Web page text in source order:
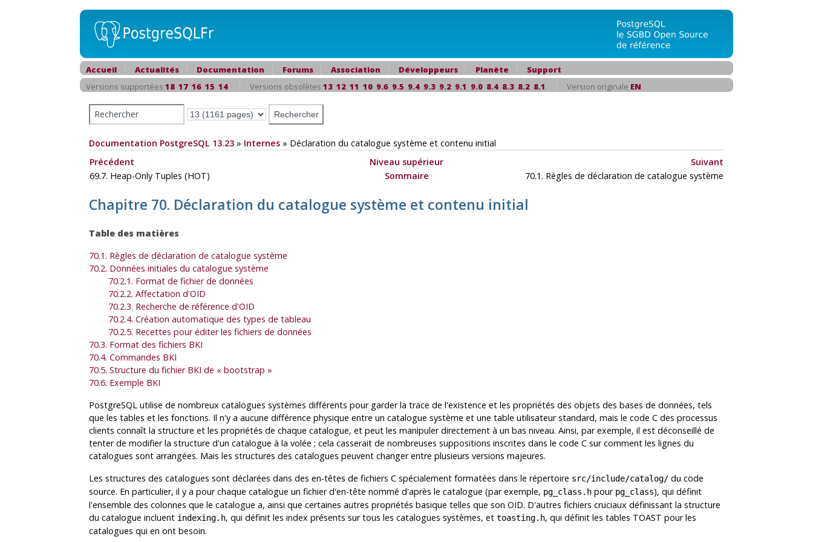
Accueil Actualités Documentation Forums Association Développeurs Planète
Support
Versions supportées 18 17 16 15 14 Versions obsolètes 13 12 11 10 9.6 9.5 9.4 9.3 9.2 9.1 9.0 8.4 8.3 8.2 8.1 Version originale EN
Documentation PostgreSQL 13.23 » Internes » Déclaration du catalogue système et contenu initial
Précédent
Niveau supérieur
Suivant
69.7. Heap-Only Tuples (HOT) Sommaire 70.1. Règles de déclaration de catalogue système
Chapitre 70. Déclaration du catalogue système et contenu initial
Table des matières
70.1. Règles de déclaration de catalogue système
70.2. Données initiales du catalogue système
70.2.1. Format de fichier de données
70.2.2. Affectation d'OID
70.2.3. Recherche de référence d'OID
70.2.4. Création automatique des types de tableau
70.2.5. Recettes pour éditer les fichiers de données
70.3. Format des fichiers BKI
70.4. Commandes BKI
70.5. Structure du fichier BKI de « bootstrap »
70.6. Exemple BKI
PostgreSQL utilise de nombreux catalogues systèmes différents pour garder la trace de l'existence et les propriétés des objets des bases de données, tels
que les tables et les fonctions. Il n'y a aucune différence physique entre un catalogue système et une table utilisateur standard, mais le code C des processus
clients connaît la structure et les propriétés de chaque catalogue, et peut les manipuler directement à un bas niveau. Ainsi, par exemple, il est déconseillé de
tenter de modifier la structure d'un catalogue à la volée ; cela casserait de nombreuses suppositions inscrites dans le code C sur comment les lignes du
catalogues sont arrangées. Mais les structures des catalogues peuvent changer entre plusieurs versions majeures.
Les structures des catalogues sont déclarées dans des en-têtes de fichiers C spécialement formatées dans le répertoire src/include/catalog/ du code
source. En particulier, il y a pour chaque catalogue un fichier d'en-tête nommé d'après le catalogue (par exemple, pg_class.h pour pg_class), qui définit
l'ensemble des colonnes que le catalogue a, ainsi que certaines autres propriétés basique telles que son OID. D'autres fichiers cruciaux définissant la structure
du catalogue incluent indexing.h, qui définit les index présents sur tous les catalogues systèmes, et toasting.h, qui définit les tables TOAST pour les
catalogues qui en ont besoin.